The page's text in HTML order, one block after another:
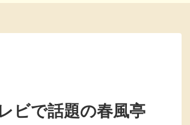
ビで話題の春風亭